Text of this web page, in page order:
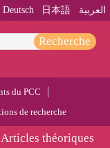
Deutsch 日本語 العربية
Recherche
du PCC
de recherche
Articles théoriques